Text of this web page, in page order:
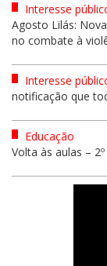
Interesse
Agosto Lilás:
no combate à
Interesse
notificação que
Educação
Volta às aulas –